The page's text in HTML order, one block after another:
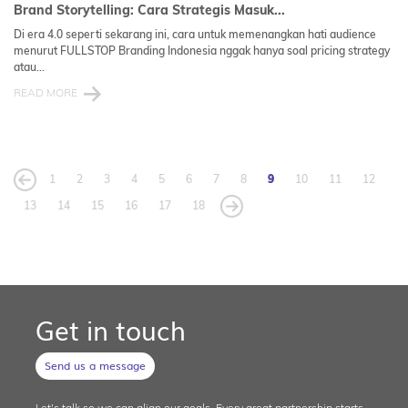
Brand Storytelling: Cara Strategis Masuk...
Di era 4.0 seperti sekarang ini, cara untuk memenangkan hati audience
menurut FULLSTOP Branding Indonesia nggak hanya soal pricing strategy
atau...
READ MORE
1 2 3 4 5 6 7 8 9 10 11
12
13
14 15 16 17 18
Get in touch
Send us a message